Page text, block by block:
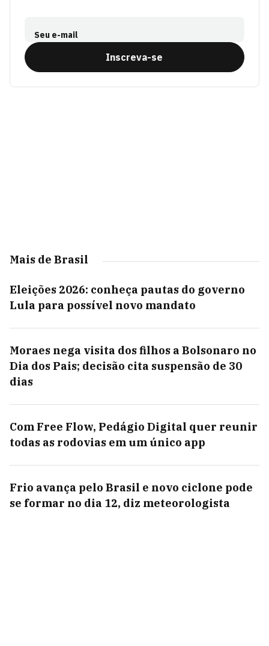
Seu e-mail
Inscreva-se
Mais de Brasil
Eleições 2026: conheça pautas do governo
Lula para possível novo mandato
Moraes nega visita dos filhos a Bolsonaro no
Dia dos Pais; decisão cita suspensão de 30
dias
Com Free Flow, Pedágio Digital quer reunir
todas as rodovias em um único app
Frio avança pelo Brasil e novo ciclone pode
se formar no dia 12, diz meteorologista